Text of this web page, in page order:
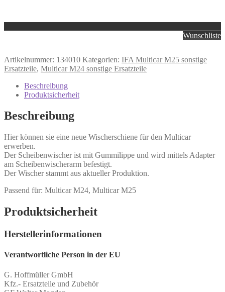
Wunschliste
Artikelnummer: 134010 Kategorien: IFA Multicar M25 sonstige
Ersatzteile, Multicar M24 sonstige Ersatzteile
Beschreibung
Produktsicherheit
Beschreibung
Hier können sie eine neue Wischerschiene für den Multicar
erwerben.
Der Scheibenwischer ist mit Gummilippe und wird mittels Adapter
am Scheibenwischerarm befestigt.
Der Wischer stammt aus aktueller Produktion.
Passend für: Multicar M24, Multicar M25
Produktsicherheit
Herstellerinformationen
Verantwortliche Person in der EU
G. Hoffmüller GmbH
Kfz.- Ersatzteile und Zubehör